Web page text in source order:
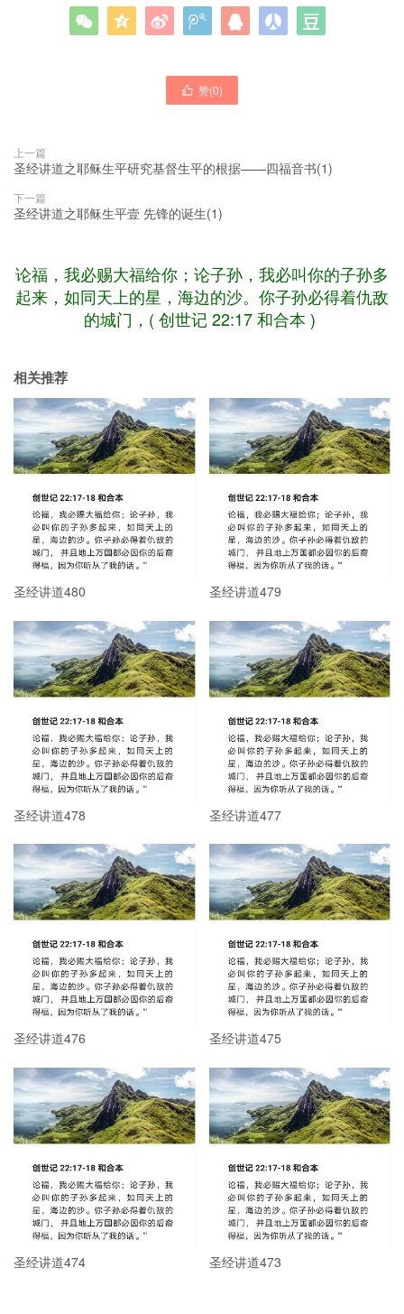
      
 赞(0)
上一篇
圣经讲道之耶稣生平研究基督生平的根据——四福音书(1)
下一篇
圣经讲道之耶稣生平壹 先锋的诞生(1)
论福，我必赐大福给你；论子孙，我必叫你的子孙多
起来，如同天上的星，海边的沙。你子孙必得着仇敌
的城门，( 创世记 22:17 和合本 )
相关推荐
圣经讲道480 圣经讲道479
圣经讲道478 圣经讲道477
圣经讲道476 圣经讲道475
圣经讲道474 圣经讲道473